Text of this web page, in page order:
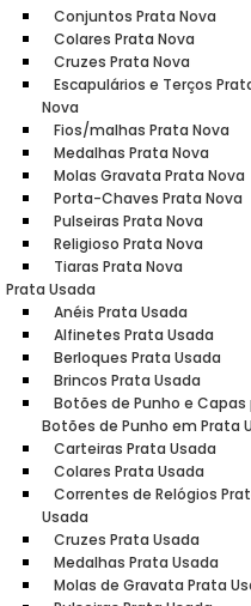
Conjuntos Prata Nova
Colares Prata Nova
Cruzes Prata Nova
Escapulários e Terços
Nova
Fios/malhas Prata Nova
Medalhas Prata Nova
Molas Gravata Prata Nova
Porta-Chaves Prata Nova
Pulseiras Prata Nova
Religioso Prata Nova
Tiaras Prata Nova
Prata Usada
Anéis Prata Usada
Alfinetes Prata Usada
Berloques Prata Usada
Brincos Prata Usada
Botões de Punho e Capas
Botões de Punho em Prata
Carteiras Prata Usada
Colares Prata Usada
Correntes de Relógios
Usada
Cruzes Prata Usada
Medalhas Prata Usada
Molas de Gravata Prata